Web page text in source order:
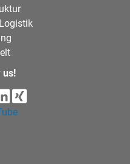
us!